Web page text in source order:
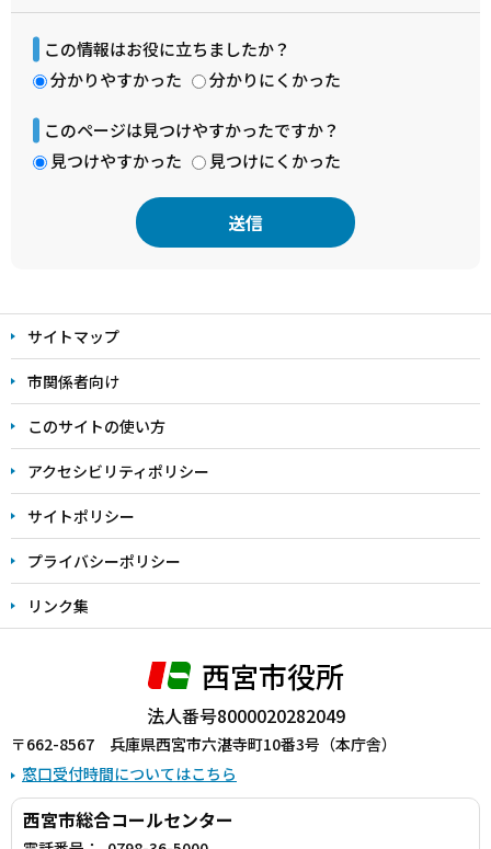
この情報はお役に立ちましたか？
分かりやすかった
分かりにくかった
このページは見つけやすかったですか？
見つけやすかった
見つけにくかった
文
こ
こ
ま
で
サイトマップ
市関係者向け
このサイトの使い方
アクセシビリティポリシー
サイトポリシー
プライバシーポリシー
リンク集
西宮市役所
法人番号8000020282049
〒662-8567 兵庫県西宮市六湛寺町10番3号（本庁舎）
窓口受付時間についてはこちら
西宮市総合コールセンター